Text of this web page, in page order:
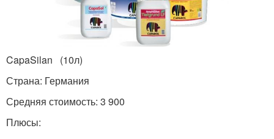
CapaSilan (10л)
Страна: Германия
Средняя стоимость: 3 900
Плюсы: